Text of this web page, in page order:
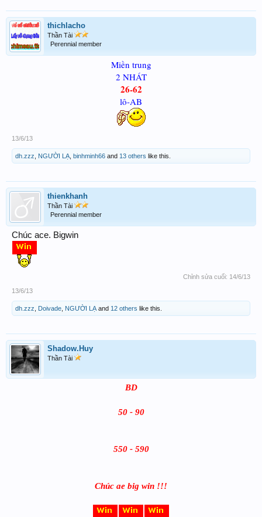
thichlacho
Thần Tài
Perennial member
Miền trung
2 NHÁT
26-62
lô-AB
13/6/13
dh.zzz NGƯỜI LẠ binhminh66 and 13 others like this.
thienkhanh
Thần Tài
Perennial member
Chúc ace. Bigwin
Chỉnh sửa cuối: 14/6/13
13/6/13
dh.zzz Doivade NGƯỜI LẠ and 12 others like this.
Shadow.Huy
Thần Tài
BD
50 - 90
550 - 590
Chúc ae big win !!!